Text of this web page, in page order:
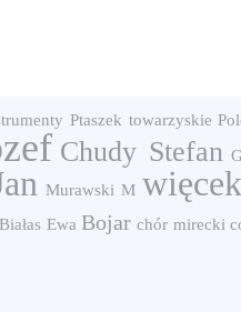
Ptaszek towarzyskie
Chudy Stefan
Murawski M więcek
Białas Ewa Bojar chór mirecki